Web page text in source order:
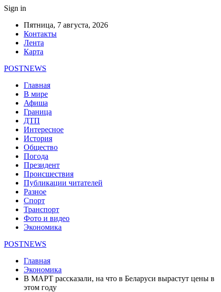
Sign in
Пятница, 7 августа, 2026
Контакты
Лента
Карта
POSTNEWS
Главная
В мире
Афиша
Граница
ДТП
Интересное
История
Общество
Погода
Президент
Происшествия
Публикации читателей
Разное
Спорт
Транспорт
Фото и видео
Экономика
POSTNEWS
Главная
Экономика
В МАРТ рассказали, на что в Беларуси вырастут цены в
этом году